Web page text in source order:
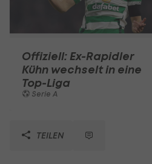
Offiziell: Ex-Rapidler
Kühn wechselt in eine
Top-Liga
Serie A
TEILEN